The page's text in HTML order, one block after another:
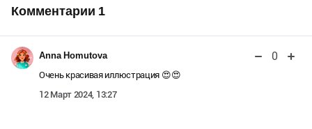
Комментарии 1
Anna Homutova 0
Очень красивая иллюстрация 😍😍
12 Март 2024, 13:27